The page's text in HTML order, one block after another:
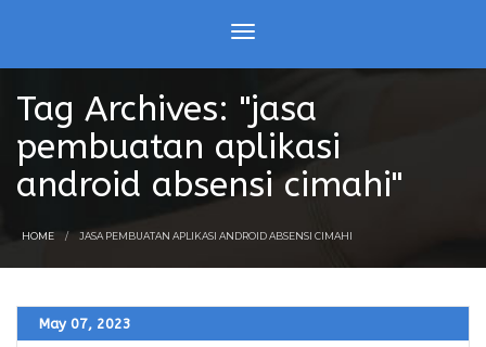
Tag Archives: "jasa
pembuatan aplikasi
android absensi cimahi"
HOME JASA PEMBUATAN APLIKASI ANDROID ABSENSI CIMAHI
May 07, 2023